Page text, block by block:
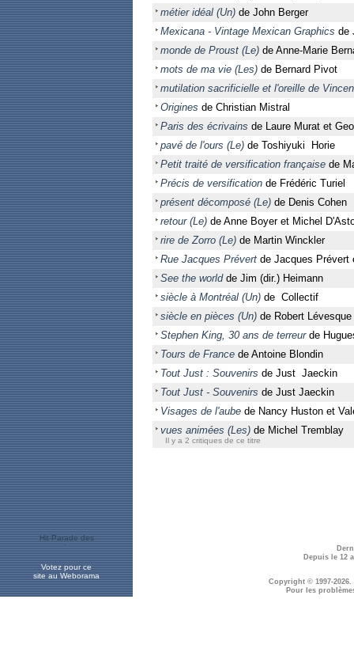
métier idéal (Un) de John Berger
Mexicana - Vintage Mexican Graphics de
monde de Proust (Le) de Anne-Marie
mots de ma vie (Les) de Bernard Pivot
mutilation sacrificielle et l'oreille de
Origines de Christian Mistral
Paris des écrivains de Laure Murat et
pavé de l'ours (Le) de Toshiyuki Horie
Petit traité de versification française de
Précis de versification de Frédéric Turiel
présent décomposé (Le) de Denis Cohen
retour (Le) de Anne Boyer et Michel
rire de Zorro (Le) de Martin Winckler
Rue Jacques Prévert de Jacques Prévert
See the worldde Jim (dir.) Heimann
siècle à Montréal (Un) de Collectif
siècle en pièces (Un) de Robert Lévesque
Stephen King, 30 ans de terreurde
Tours de France de Antoine Blondin
Tout Just : Souvenirs de Just Jaeckin
Tout Just - Souvenirs de Just Jaeckin
Visages de l'aube de Nancy Huston et
vues animées (Les) de Michel Tremblay
Il y a 2 critiques de ce titre
Votez pour ce
site au Weborama
Depuis le 12
Copyright © 1997-2026.
Pour les